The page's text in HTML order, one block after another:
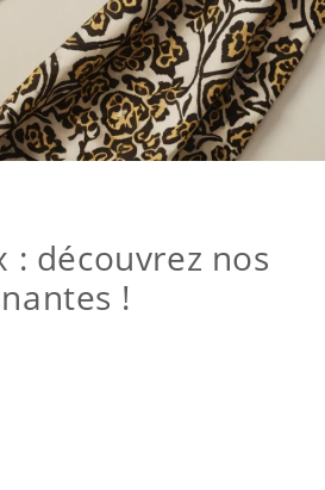
: découvrez nos
!